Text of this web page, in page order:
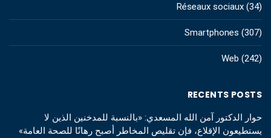
Réseaux sociaux (34)
Smartphones (307)
Web (242)
RECENTS POSTS
حوار الدكتور آمن الله المسعدي: «بالنسبة للمدخنين الذين لا
يستطيعون الإقلاع، فإن تقليص المخاطر أصبح رهانًا للصحة العامة»